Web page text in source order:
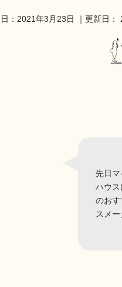
： 2021年3月23日 ｜更新日：
先日
ハウ
のお
スメ